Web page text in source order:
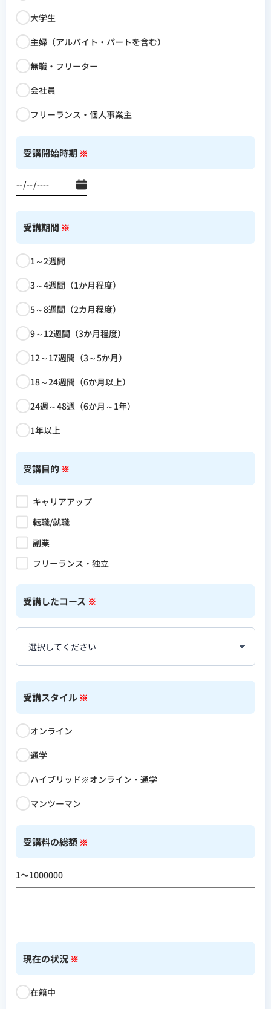
大学生
主婦（アルバイト・パートを含む）
無職・フリーター
会社員
フリーランス・個人事業主
受講開始時期 ※
受講期間 ※
1～2週間
3～4週間（1か月程度）
5～8週間（2カ月程度）
9～12週間（3か月程度）
12～17週間（3～5か月）
18～24週間（6か月以上）
24週～48週（6か月～1年）
1年以上
受講目的 ※
キャリアアップ
転職/就職
副業
フリーランス・独立
受講したコース ※
受講スタイル ※
オンライン
通学
ハイブリッド※オンライン・通学
マンツーマン
受講料の総額 ※
1〜1000000
現在の状況 ※
在籍中